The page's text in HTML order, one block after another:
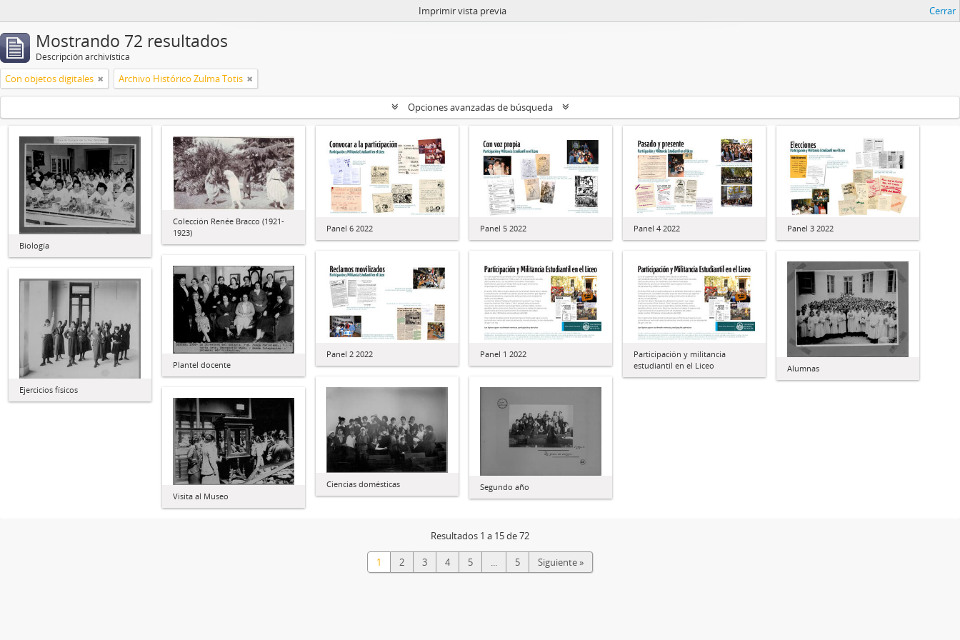
Imprimir vista previa Cerrar
Mostrando 72 resultados
Descripción archivística
Con objetos digitales Archivo Histórico Zulma Totis
Opciones avanzadas de búsqueda
Biología
Colección Renée Bracco (1921-
1923)
Panel 6 2022 Panel 5 2022 Panel 4 2022 Panel 3 2022
Panel 2 2022 Panel 1 2022
Participación y militancia
estudiantil en el Liceo
Alumnas
Plantel docente
Ejercicios físicos
Ciencias domésticas
Segundo año
Visita al Museo
Resultados 1 a 15 de 72
1 2 3 4 5 5 Siguiente »